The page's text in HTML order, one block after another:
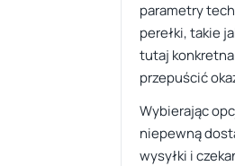
parametry
perełki, takie
tutaj
przepuścić
Wybierając
niepewną
wysyłki i